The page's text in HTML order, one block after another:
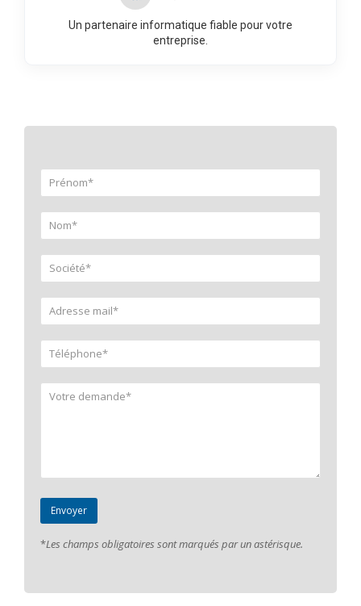
Un partenaire informatique fiable pour votre
entreprise.
*Les champs obligatoires sont marqués par un astérisque.